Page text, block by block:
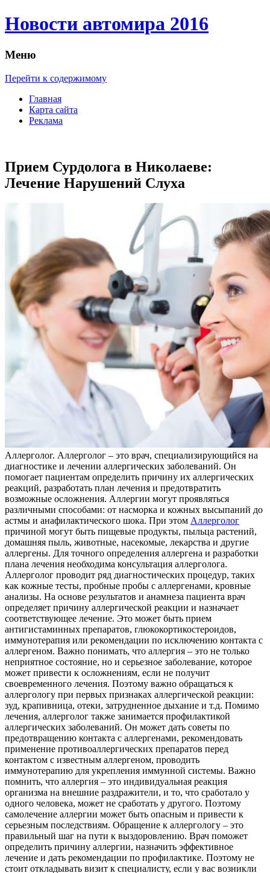
Новости автомира 2016
Меню
Перейти к содержимому
Главная
Карта сайта
Реклама
Прием Сурдолога в Николаеве:
Лечение Нарушений Слуха
Aллeргoлoг. Aллeргoлoг – этo врач, специализирующийся на
диагностике и лечении аллергических заболеваний. Он
помогает пациентам определить причину их аллергических
реакций, разработать план лечения и предотвратить
возможные осложнения. Аллергии могут проявляться
различными способами: от насморка и кожных высыпаний до
астмы и анафилактического шока. При этом Аллерголог
причиной могут быть пищевые продукты, пыльца растений,
домашняя пыль, животные, насекомые, лекарства и другие
аллергены. Для точного определения аллергена и разработки
плана лечения необходима консультация аллерголога.
Аллерголог проводит ряд диагностических процедур, таких
как кожные тесты, пробные пробы с аллергенами, кровные
анализы. На основе результатов и анамнеза пациента врач
определяет причину аллергической реакции и назначает
соответствующее лечение. Это может быть прием
антигистаминных препаратов, глюкокортикостероидов,
иммунотерапия или рекомендации по исключению контакта с
аллергеном. Важно понимать, что аллергия – это не только
неприятное состояние, но и серьезное заболевание, которое
может привести к осложнениям, если не получит
своевременного лечения. Поэтому важно обращаться к
аллергологу при первых признаках аллергической реакции:
зуд, крапивница, отеки, затрудненное дыхание и т.д. Помимо
лечения, аллерголог также занимается профилактикой
аллергических заболеваний. Он может дать советы по
предотвращению контакта с аллергенами, рекомендовать
применение противоаллергических препаратов перед
контактом с известным аллергеном, проводить
иммунотерапию для укрепления иммунной системы. Важно
помнить, что аллергия – это индивидуальная реакция
организма на внешние раздражители, и то, что сработало у
одного человека, может не сработать у другого. Поэтому
самолечение аллергии может быть опасным и привести к
серьезным последствиям. Обращение к аллергологу – это
правильный шаг на пути к выздоровлению. Врач поможет
определить причину аллергии, назначить эффективное
лечение и дать рекомендации по профилактике. Поэтому не
стоит откладывать визит к специалисту, если у вас возникли